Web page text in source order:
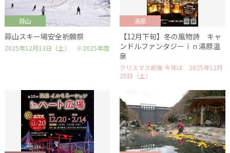
蒜山
蒜山スキー場安全祈願祭
2025年12月13日（土） ※2025年度
湯原
【12月下旬】冬の風物詩 キャ
ンドルファンタジーｉｎ湯原温
泉
クリスマス前後 今年は 2025年12月
20日（土）